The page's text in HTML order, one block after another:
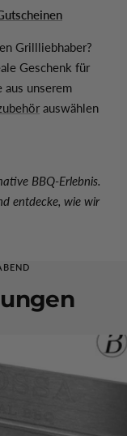
Grillliebhaber?
Geschenk für
aus unserem
auswählen
BBQ-Erlebnis.
entdecke, wie wir